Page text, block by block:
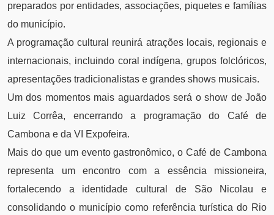
preparados por entidades, associações, piquetes e famílias
do município.
A programação cultural reunirá atrações locais, regionais e
internacionais, incluindo coral indígena, grupos folclóricos,
apresentações tradicionalistas e grandes shows musicais.
Um dos momentos mais aguardados será o show de João
Luiz Corrêa, encerrando a programação do Café de
Cambona e da VI Expofeira.
Mais do que um evento gastronômico, o Café de Cambona
representa um encontro com a essência missioneira,
fortalecendo a identidade cultural de São Nicolau e
consolidando o município como referência turística do Rio